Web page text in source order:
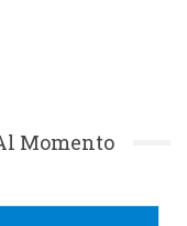
Momento